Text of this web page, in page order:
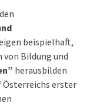
beispielhaft,
von Bildung und
herausbilden
Österreichs erster